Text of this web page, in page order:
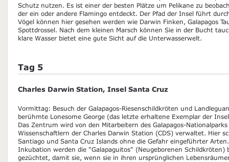
Schutz nutzen. Es ist einer der besten Plätze um Pelikane zu
der ein oder andere Flamingo entdeckt. Der Pfad der Insel führt
Vögel können hier gesehen werden wie Darwin Finken, Galapagos
Spottdrossel. Nach dem kleinen Marsch können Sie in der Bucht
klare Wasser bietet eine gute Sicht auf die Unterwasserwelt.
Tag 5
Charles Darwin Station, Insel Santa Cruz
Vormittag: Besuch der Galapagos-Riesenschildkröten und
berühmte Lonesome George (das letzte erhaltene Exemplar der
Das Zentrum wird von den Mitarbeitern des Galapagos-
Wissenschaftlern der Charles Darwin Station (CDS) verwaltet. Hier
Santiago und Santa Cruz Islands ohne die Gefahr eingeführter
Inkubation werden die "Galapaguitos" (Neugeborenen Schildkröten)
gezüchtet, damit sie, wenn sie in ihren ursprünglichen